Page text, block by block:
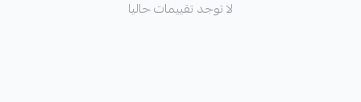
لا توجد تقييمات حاليا